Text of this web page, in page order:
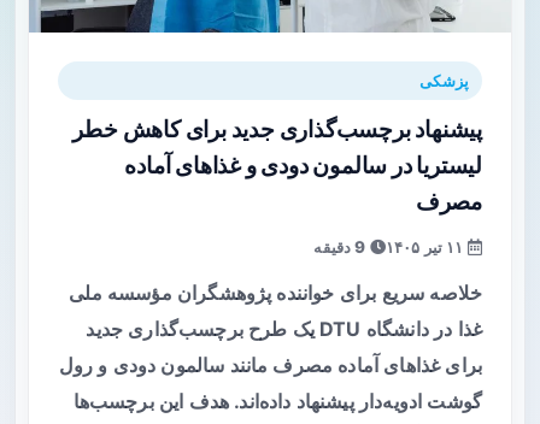
پزشکی
پیشنهاد برچسب‌گذاری جدید برای کاهش خطر
لیستریا در سالمون دودی و غذاهای آماده
مصرف
خلاصه سریع برای خواننده پژوهشگران مؤسسه ملی
غذا در دانشگاه DTU یک طرح برچسب‌گذاری جدید
برای غذاهای آماده مصرف مانند سالمون دودی و رول
گوشت ادویه‌دار پیشنهاد داده‌اند. هدف این برچسب‌ها